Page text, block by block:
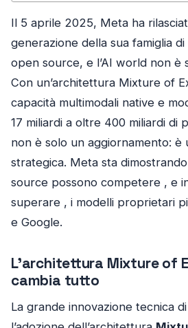
Il 5 aprile 2025, Meta ha
generazione della sua famiglia
open source, e l’AI world non è
Con un’architettura Mixture of
capacità multimodali native e
17 miliardi a oltre 400 miliardi di
non è solo un aggiornamento: è
strategica. Meta sta
source possono competere , e
superare , i modelli proprietari
e Google.
L’architettura Mixture of
cambia tutto
La grande innovazione tecnica